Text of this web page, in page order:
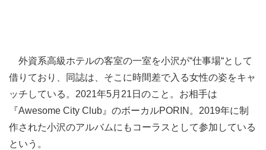
外資系高級ホテルの客室の一室を小沢が“仕事場“として
借りており、同誌は、そこに時間差で入る女性の姿をキャ
ッチしている。2021年5月21日のこと。お相手は
『Awesome City Club』のボーカルPORIN。2019年に制
作された小沢のアルバムにもコーラスとして参加している
という。